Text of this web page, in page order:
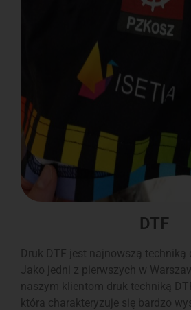
DTF
Druk DTF jest najnowszą techniką
Jako jedni z pierwszych w
naszym klientom druk techniką
która charakteryzuje się bardzo